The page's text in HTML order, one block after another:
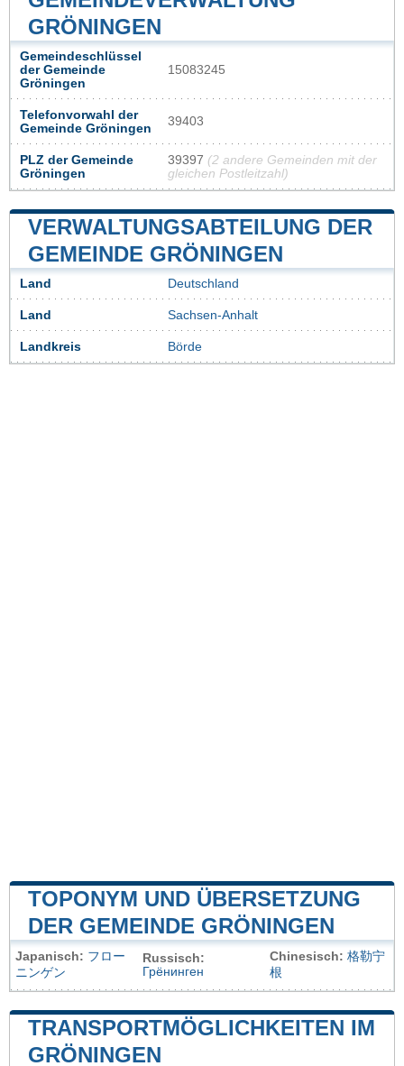
GRÖNINGEN
Gemeindeschlüssel
der Gemeinde
Gröningen
15083245
Telefonvorwahl der
Gemeinde Gröningen
39403
PLZ der Gemeinde
Gröningen
39397 (2 andere Gemeinden mit der
gleichen Postleitzahl)
VERWALTUNGSABTEILUNG DER
GEMEINDE GRÖNINGEN
Land Deutschland
Land Sachsen-Anhalt
Landkreis Börde
TOPONYM UND ÜBERSETZUNG
DER GEMEINDE GRÖNINGEN
Japanisch: フロー
ニンゲン
Russisch:
Грёнинген
Chinesisch: 格勒宁
根
TRANSPORTMÖGLICHKEITEN IM
GRÖNINGEN